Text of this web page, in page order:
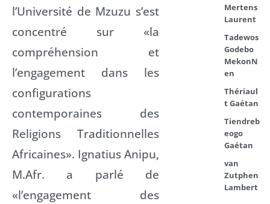
l’Université de Mzuzu s’est
concentré sur «la
compréhension et
l’engagement dans les
configurations
contemporaines des
Religions Traditionnelles
Africaines». Ignatius Anipu,
M.Afr. a parlé de
«l’engagement des
Mertens
Laurent
Tadewos
Godebo
MekonN
en
Thériaul
t Gaétan
Tiendreb
eogo
Gaétan
van
Zutphen
Lambert